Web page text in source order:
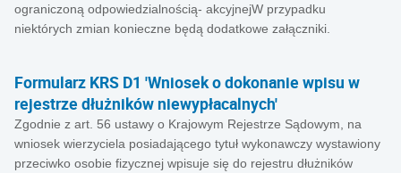
ograniczoną odpowiedzialnością- akcyjnejW przypadku
niektórych zmian konieczne będą dodatkowe załączniki.
Formularz KRS D1 'Wniosek o dokonanie wpisu w
rejestrze dłużników niewypłacalnych'
Zgodnie z art. 56 ustawy o Krajowym Rejestrze Sądowym, na
wniosek wierzyciela posiadającego tytuł wykonawczy wystawiony
przeciwko osobie fizycznej wpisuje się do rejestru dłużników